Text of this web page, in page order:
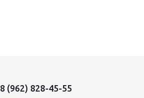
8 (962) 828-45-55